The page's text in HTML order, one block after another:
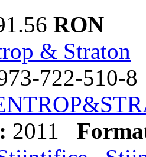
RON
& Straton
722-510-8
2011